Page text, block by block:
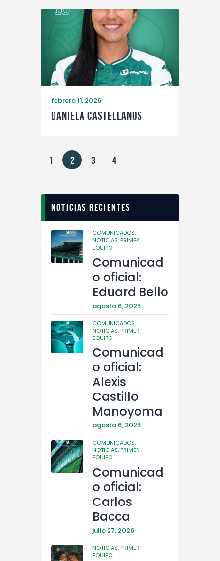
febrero 11, 2026
Daniela Castellanos
1 2 3 4
Noticias recientes
COMUNICADOS,
NOTICIAS,PRIMER
EQUIPO
Comunicad
o oficial:
Eduard Bello
agosto 6, 2026
COMUNICADOS,
NOTICIAS,PRIMER
EQUIPO
Comunicad
o oficial:
Alexis
Castillo
Manoyoma
agosto 6, 2026
COMUNICADOS,
NOTICIAS,PRIMER
EQUIPO
Comunicad
o oficial:
Carlos
Bacca
julio 27, 2026
NOTICIAS,PRIMER
EQUIPO